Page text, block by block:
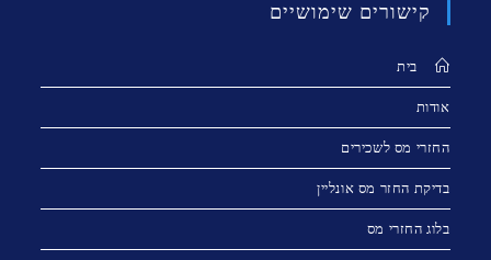
קישורים שימושיים
בית
אודות
החזרי מס לשכירים
בדיקת החזר מס אונליין
בלוג החזרי מס